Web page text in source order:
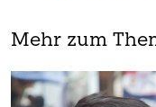
Mehr zum